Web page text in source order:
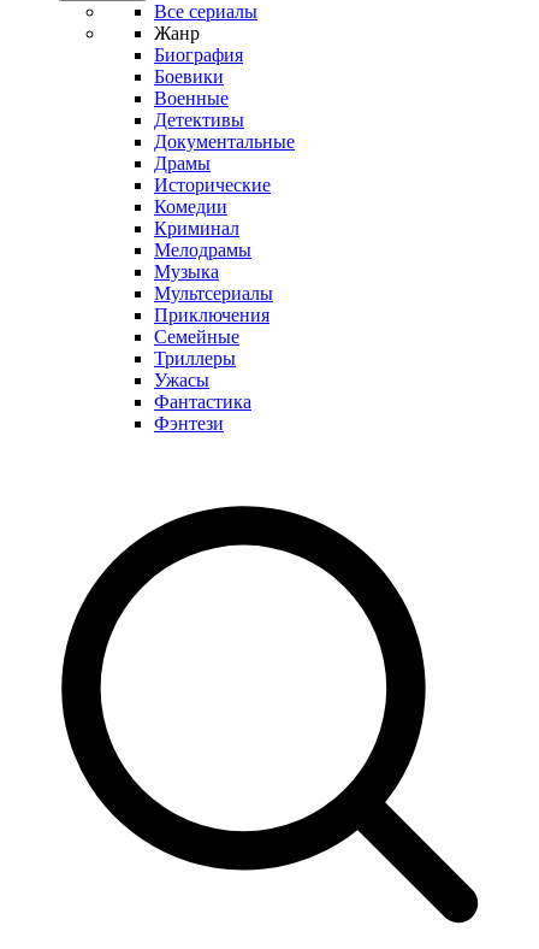
Все сериалы
Жанр
Биография
Боевики
Военные
Детективы
Документальные
Драмы
Исторические
Комедии
Криминал
Мелодрамы
Музыка
Мультсериалы
Приключения
Семейные
Триллеры
Ужасы
Фантастика
Фэнтези